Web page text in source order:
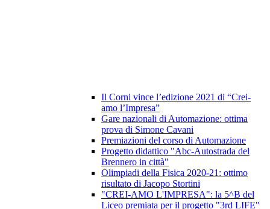
Il Corni vince l’edizione 2021 di “Crei-
amo l’Impresa”
Gare nazionali di Automazione: ottima
prova di Simone Cavani
Premiazioni del corso di Automazione
Progetto didattico "Abc-Autostrada del
Brennero in città"
Olimpiadi della Fisica 2020-21: ottimo
risultato di Jacopo Stortini
"CREI-AMO L'IMPRESA": la 5^B del
Liceo premiata per il progetto "3rd LIFE"